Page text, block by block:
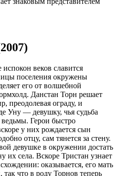
испокон веков славится
поселения окружены
его от волшебной
Данстан Торн решает
преодолевая ограду, и
Уну — девушку, чья судьба
ведьмы. Герои быстро
у них рождается сын
отцу, сам тянется за стену.
девушке в окружении достать
их села. Вскоре Тристан узнает
оказывается, его мать
что в роду Торнов теперь